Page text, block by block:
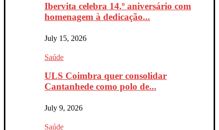
Ibervita celebra 14.º aniversário com
homenagem à dedicação...
July 15, 2026
Saúde
ULS Coimbra quer consolidar
Cantanhede como polo de...
July 9, 2026
Saúde